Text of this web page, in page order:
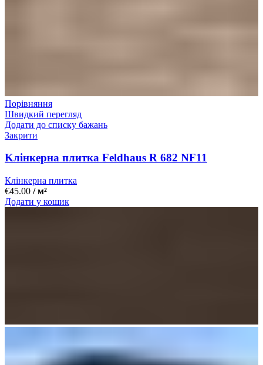
Порівняння
Швидкий перегляд
Додати до списку бажань
Закрити
Kлінкерна плитка Feldhaus R 682 NF11
Клінкерна плитка
€45.00 / м²
Додати у кошик